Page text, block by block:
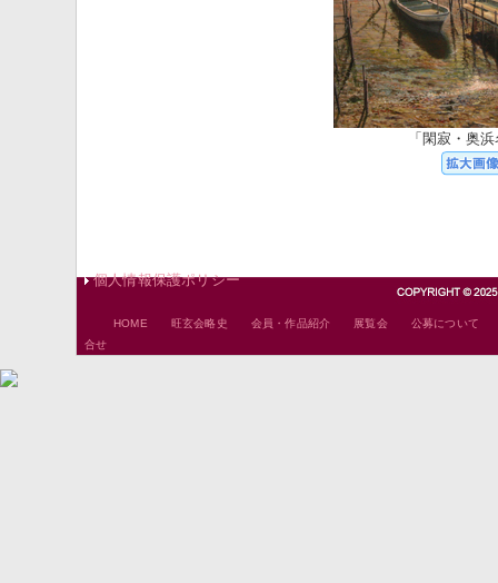
「閑寂・奥
個人情報保護ポリシー
HOME｜ 旺玄会略史 会員・作品紹介 展覧会｜ 公募について
合せ